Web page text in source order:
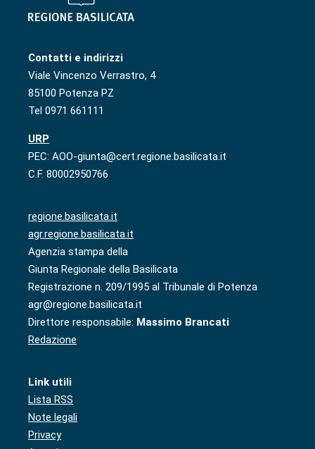
Contatti e indirizzi
Viale Vincenzo Verrastro, 4
85100 Potenza PZ
Tel 0971 661111
URP
PEC: AOO-giunta@cert.regione.basilicata.it
C.F. 80002950766
regione.basilicata.it
agr.regione.basilicata.it
Agenzia stampa della
Giunta Regionale della Basilicata
Registrazione n. 209/1995 al Tribunale di Potenza
agr@regione.basilicata.it
Direttore responsabile: Massimo Brancati
Redazione
Link utili
Lista RSS
Note legali
Privacy